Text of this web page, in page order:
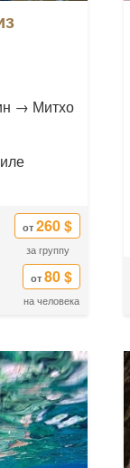
→ Митхо
от 260 $
за группу
от 80 $
на человека